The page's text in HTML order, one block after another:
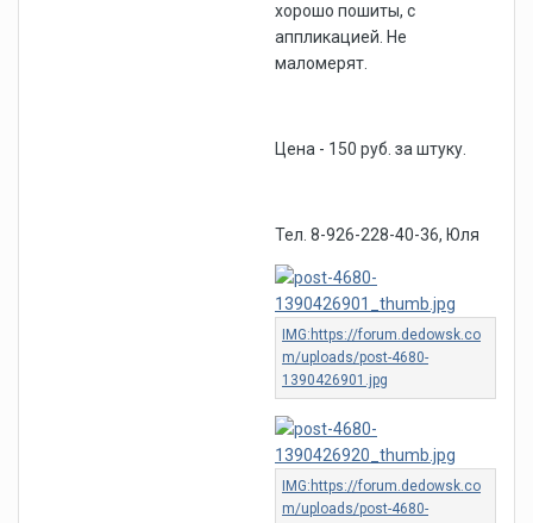
хорошо пошиты, с
аппликацией. Не
маломерят.
Цена - 150 руб. за штуку.
Тел. 8-926-228-40-36, Юля